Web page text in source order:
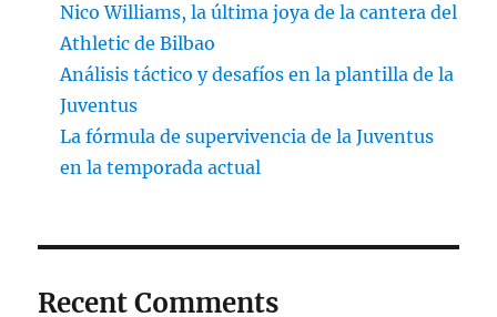
Nico Williams, la última joya de la cantera del
Athletic de Bilbao
Análisis táctico y desafíos en la plantilla de la
Juventus
La fórmula de supervivencia de la Juventus
en la temporada actual
Recent Comments